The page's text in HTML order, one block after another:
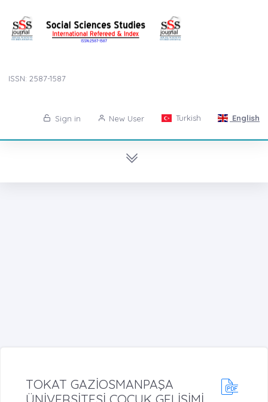
ISSN: 2587-1587
Sign in New User Turkish English
TOKAT GAZİOSMANPAŞA